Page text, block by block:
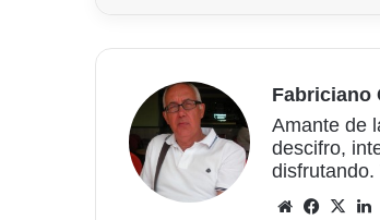
Fabriciano
Amante de
descifro,
disfrutando.
Sitio
X